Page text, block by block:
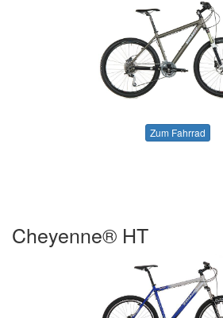
Zum Fahrrad
Cheyenne® HT